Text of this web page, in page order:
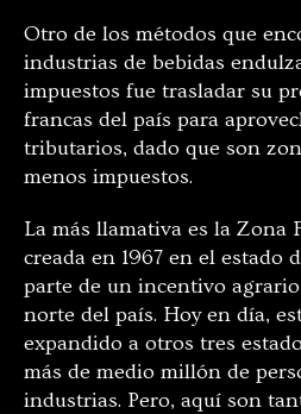
Otro de los métodos que
industrias de bebidas
impuestos fue trasladar su
francas del país para
tributarios, dado que son
menos impuestos.
La más llamativa es la Zona
creada en 1967 en el estado
parte de un incentivo
norte del país. Hoy en día,
expandido a otros tres
más de medio millón de
industrias. Pero, aquí son